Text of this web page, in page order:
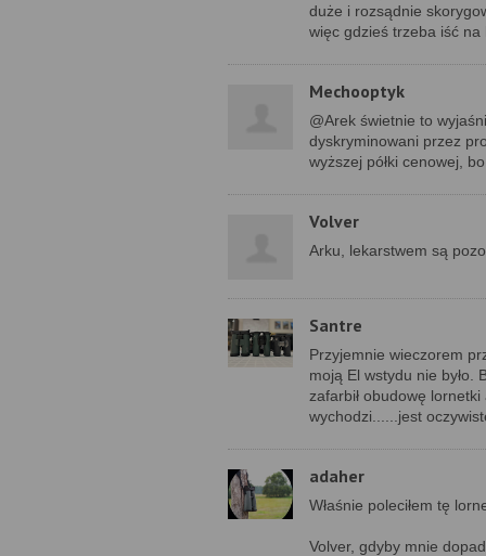
duże i rozsądnie
więc gdzieś trzeba iść na
Mechooptyk
@Arek świetnie to
dyskryminowani przez
wyższej półki cenowej,
Volver
Arku, lekarstwem są
Santre
Przyjemnie wieczorem
moją El wstydu nie było.
zafarbił obudowę
wychodzi......jest
adaher
Właśnie poleciłem tę
Volver, gdyby mnie